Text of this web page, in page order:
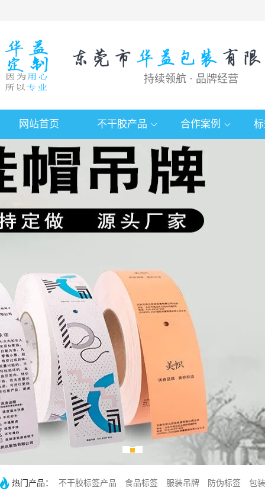
持续领航 · 品牌经营
网站首页 不干胶产品 合作案例
热门产品： 不干胶标签产品 食品标签 服装吊牌 防伪标签 包